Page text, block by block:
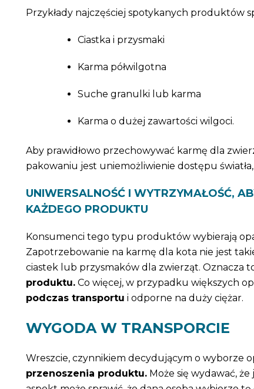
Przykłady najczęściej spotykanych produktów
Ciastka i przysmaki
Karma półwilgotna
Suche granulki lub karma
Karma o dużej zawartości wilgoci.
Aby prawidłowo przechowywać karmę dla
pakowaniu jest uniemożliwienie dostępu
UNIWERSALNOŚĆ I WYTRZYMAŁOŚĆ,
KAŻDEGO PRODUKTU
Konsumenci tego typu produktów wybierają
Zapotrzebowanie na karmę dla kota nie jest
ciastek lub przysmaków dla zwierząt. Oznacza
produktu.Co więcej, w przypadku większych
podczas transportu i odporne na duży ciężar.
WYGODA W TRANSPORCIE
Wreszcie, czynnikiem decydującym o wyborze
przenoszenia produktu.Może się wydawać,